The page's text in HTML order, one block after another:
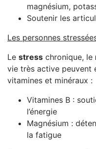
magnésium,
Soutenir les
Les personnes
Le stress chronique, le
vie très active peuvent
vitamines et minéraux :
Vitamines B :
l’énergie
Magnésium :
la fatigue